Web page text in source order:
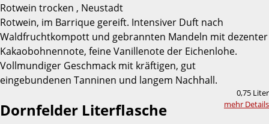
Rotwein trocken , Neustadt
Rotwein, im Barrique gereift. Intensiver Duft nach
Waldfruchtkompott und gebrannten Mandeln mit dezenter
Kakaobohnennote, feine Vanillenote der Eichenlohe.
Vollmundiger Geschmack mit kräftigen, gut
eingebundenen Tanninen und langem Nachhall.
0,75 Liter
mehr Details
Dornfelder Literflasche